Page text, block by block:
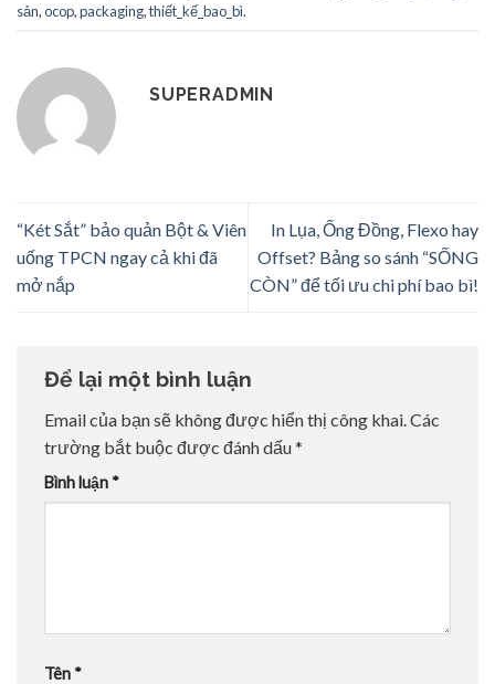
sản,ocop,packaging,thiết_kế_bao_bì.
SUPERADMIN
“Két Sắt” bảo quản Bột & Viên
uống TPCN ngay cả khi đã
mở nắp
In Lụa, Ống Đồng, Flexo hay
Offset? Bảng so sánh “SỐNG
CÒN” để tối ưu chi phí bao bì!
Để lại một bình luận
Email của bạn sẽ không được hiển thị công khai.Các
trường bắt buộc được đánh dấu*
Bình luận *
Tên *